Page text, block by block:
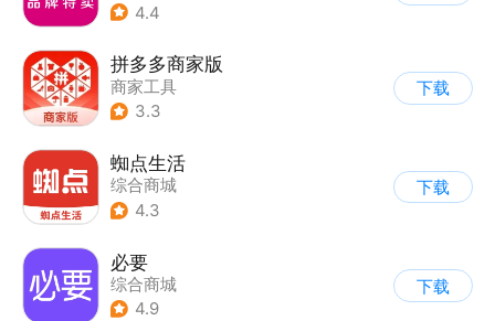
4.4
拼多多商家版
商家工具
3.3
下载
蜘点生活
综合商城
4.3
下载
必要
综合商城
4.9
下载